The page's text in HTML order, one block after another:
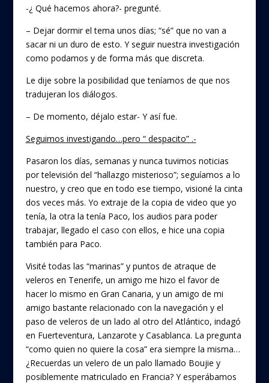
-¿ Qué hacemos ahora?- pregunté.
– Dejar dormir el tema unos días; “sé” que no van a
sacar ni un duro de esto. Y seguir nuestra investigación
como podamos y de forma más que discreta.
Le dije sobre la posibilidad que teníamos de que nos
tradujeran los diálogos.
– De momento, déjalo estar- Y así fue.
Seguimos investigando…pero “ despacito” .-
Pasaron los días, semanas y nunca tuvimos noticias
por televisión del “hallazgo misterioso”; seguíamos a lo
nuestro, y creo que en todo ese tiempo, visioné la cinta
dos veces más. Yo extraje de la copia de video que yo
tenía, la otra la tenía Paco, los audios para poder
trabajar, llegado el caso con ellos, e hice una copia
también para Paco.
Visité todas las “marinas” y puntos de atraque de
veleros en Tenerife, un amigo me hizo el favor de
hacer lo mismo en Gran Canaria, y un amigo de mi
amigo bastante relacionado con la navegación y el
paso de veleros de un lado al otro del Atlántico, indagó
en Fuerteventura, Lanzarote y Casablanca. La pregunta
“como quien no quiere la cosa” era siempre la misma…
¿Recuerdas un velero de un palo llamado Boujie y
posiblemente matriculado en Francia? Y esperábamos